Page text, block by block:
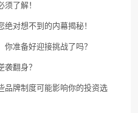
了解！
对想不到的内幕揭秘！
准备好迎接挑战了吗？
翻身？
品牌制度可能影响你的投资选